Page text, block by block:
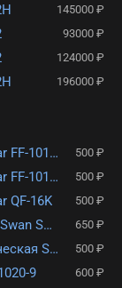
145000 ₽
93000 ₽
124000 ₽
196000 ₽
Губная гармошка Future Star FF-1016 BK 500 ₽
Губная гармошка Future Star FF-1016 GD 500 ₽
QF-16K 500 ₽
Губная гармошка тремоло Swan SW16-3 650 ₽
Губная гармошка диатоническая Swan SW1020-2 500 ₽
9 600 ₽